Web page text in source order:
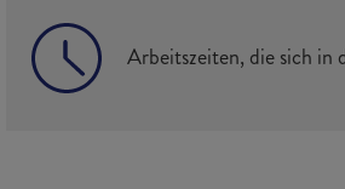
Arbeitszeiten, die sich in